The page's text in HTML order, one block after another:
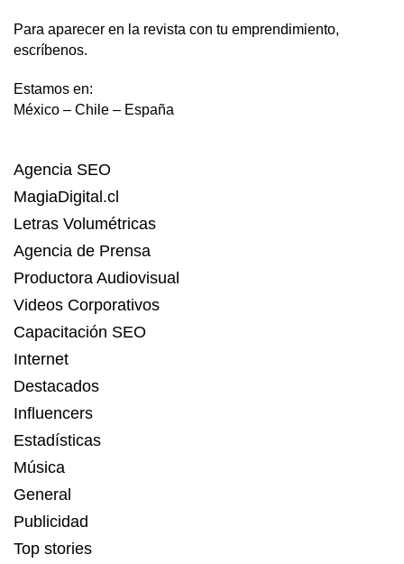
Para aparecer en la revista con tu emprendimiento,
escríbenos.
Estamos en:
México – Chile – España
Agencia SEO
MagiaDigital.cl
Letras Volumétricas
Agencia de Prensa
Productora Audiovisual
Videos Corporativos
Capacitación SEO
Internet
Destacados
Influencers
Estadísticas
Música
General
Publicidad
Top stories